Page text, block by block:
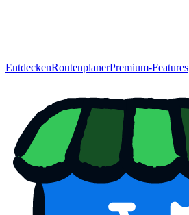
EntdeckenRoutenplanerPremium-Features